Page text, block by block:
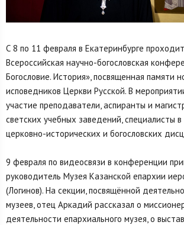
С 8 по 11 февраля в Екатеринбурге
Всероссийская научно-богословская
Богословие. История», посвященная памяти
исповедников Церкви Русской. В
участие преподаватели, аспиранты и
светских учебных заведений, специалисты в
церковно-исторических и богословских
9 февраля по видеосвязи в конференции
руководитель Музея Казанской епархии
(Логинов). На секции, посвящённой
музеев, отец Аркадий рассказал о
деятельности епархиального музея, о